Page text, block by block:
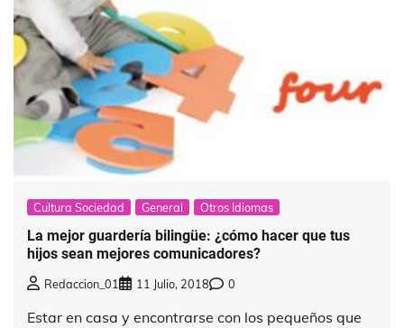
Cultura Sociedad General Otros Idiomas
La mejor guardería bilingüe: ¿cómo hacer que tus
hijos sean mejores comunicadores?
Redaccion_01 11 Julio, 2018 0
Estar en casa y encontrarse con los pequeños que